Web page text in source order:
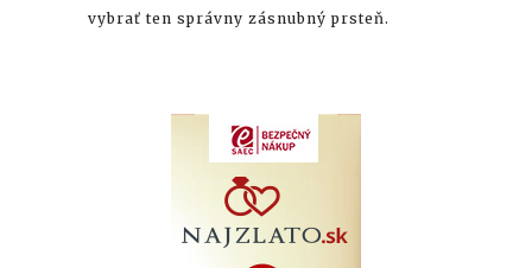
vybrať ten správny zásnubný prsteň.